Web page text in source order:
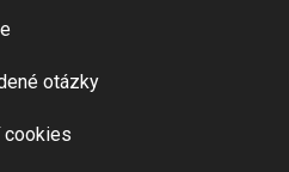
otázky
cookies